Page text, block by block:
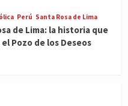
Perú Santa Rosa de Lima
de Lima: la historia que
Pozo de los Deseos